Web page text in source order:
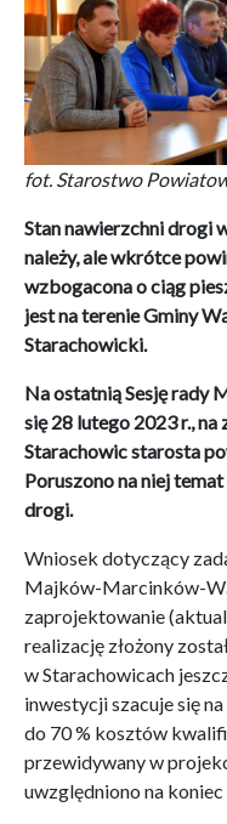
fot. Starostwo
Stan nawierzchni drogi
należy, ale wkrótce
wzbogacona o ciąg
jest na terenie Gminy
Starachowicki.
Na ostatnią Sesję rady
się 28 lutego 2023 r., na
Starachowic starosta
Poruszono na niej
drogi.
Wniosek dotyczący
Majków-Marcinków-
zaprojektowanie
realizację złożony
w Starachowicach
inwestycji szacuje się
do 70 % kosztów
przewidywany w
uwzględniono na